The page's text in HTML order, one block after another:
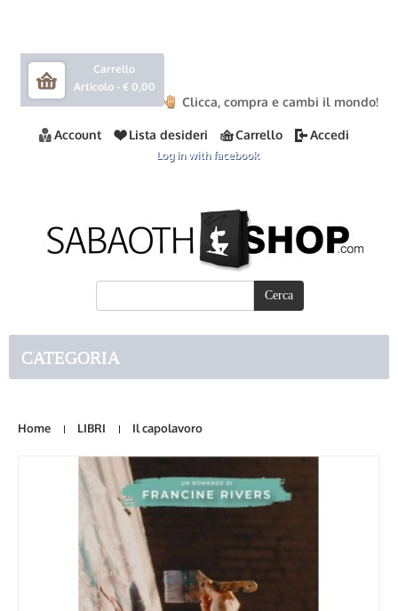
Carrello
Articolo - € 0,00
Clicca, compra e cambi il mondo!
Account Lista desideri Carrello Accedi
Log in with facebook
CATEGORIA
Home LIBRI Il capolavoro